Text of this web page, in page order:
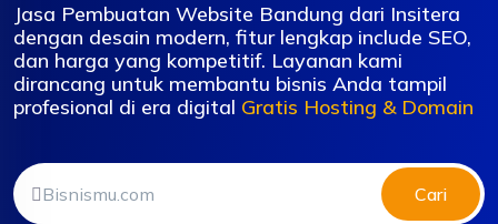
Jasa Pembuatan Website Bandung dari Insitera
dengan desain modern, fitur lengkap include SEO,
dan harga yang kompetitif. Layanan kami
dirancang untuk membantu bisnis Anda tampil
profesional di era digital Gratis Hosting & Domain
Cari